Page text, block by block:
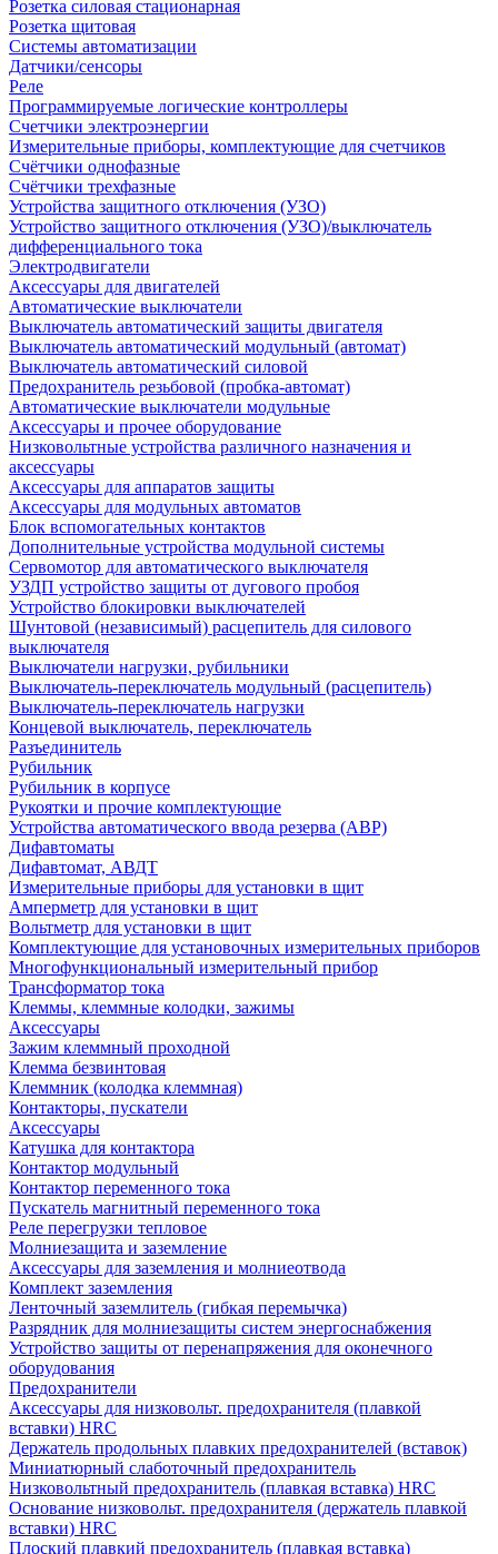
Розетка силовая стационарная
Розетка щитовая
Системы автоматизации
Датчики/сенсоры
Реле
Программируемые логические контроллеры
Счетчики электроэнергии
Измерительные приборы, комплектующие для счетчиков
Счётчики однофазные
Счётчики трехфазные
Устройства защитного отключения (УЗО)
Устройство защитного отключения (УЗО)/выключатель
дифференциального тока
Электродвигатели
Аксессуары для двигателей
Автоматические выключатели
Выключатель автоматический защиты двигателя
Выключатель автоматический модульный (автомат)
Выключатель автоматический силовой
Предохранитель резьбовой (пробка-автомат)
Автоматические выключатели модульные
Аксессуары и прочее оборудование
Низковольтные устройства различного назначения и
аксессуары
Аксессуары для аппаратов защиты
Аксессуары для модульных автоматов
Блок вспомогательных контактов
Дополнительные устройства модульной системы
Сервомотор для автоматического выключателя
УЗДП устройство защиты от дугового пробоя
Устройство блокировки выключателей
Шунтовой (независимый) расцепитель для силового
выключателя
Выключатели нагрузки, рубильники
Выключатель-переключатель модульный (расцепитель)
Выключатель-переключатель нагрузки
Концевой выключатель, переключатель
Разъединитель
Рубильник
Рубильник в корпусе
Рукоятки и прочие комплектующие
Устройства автоматического ввода резерва (АВР)
Дифавтоматы
Дифавтомат, АВДТ
Измерительные приборы для установки в щит
Амперметр для установки в щит
Вольтметр для установки в щит
Комплектующие для установочных измерительных приборов
Многофункциональный измерительный прибор
Трансформатор тока
Клеммы, клеммные колодки, зажимы
Аксессуары
Зажим клеммный проходной
Клемма безвинтовая
Клеммник (колодка клеммная)
Контакторы, пускатели
Аксессуары
Катушка для контактора
Контактор модульный
Контактор переменного тока
Пускатель магнитный переменного тока
Реле перегрузки тепловое
Молниезащита и заземление
Аксессуары для заземления и молниеотвода
Комплект заземления
Ленточный заземлитель (гибкая перемычка)
Разрядник для молниезащиты систем энергоснабжения
Устройство защиты от перенапряжения для оконечного
оборудования
Предохранители
Аксессуары для низковольт. предохранителя (плавкой
вставки) HRC
Держатель продольных плавких предохранителей (вставок)
Миниатюрный слаботочный предохранитель
Низковольтный предохранитель (плавкая вставка) HRC
Основание низковольт. предохранителя (держатель плавкой
вставки) HRC
Плоский плавкий предохранитель (плавкая вставка)